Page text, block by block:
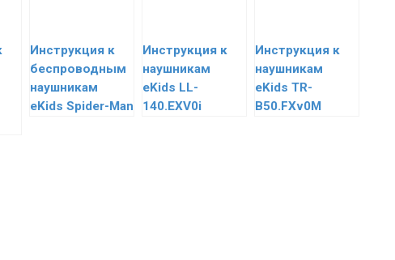
Инструкция к
беспроводным
наушникам
eKids Spider-Man
Инструкция к
наушникам
eKids LL-
140.EXV0i
Инструкция к
наушникам
eKids TR-
B50.FXv0M